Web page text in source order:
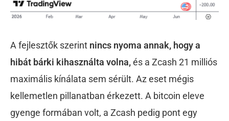
A fejlesztők szerint nincs nyoma annak, hogy a
hibát bárki kihasználta volna,és a Zcash 21 milliós
maximális kínálata sem sérült. Az eset mégis
kellemetlen pillanatban érkezett. A bitcoin eleve
gyenge formában volt, a Zcash pedig pont egy